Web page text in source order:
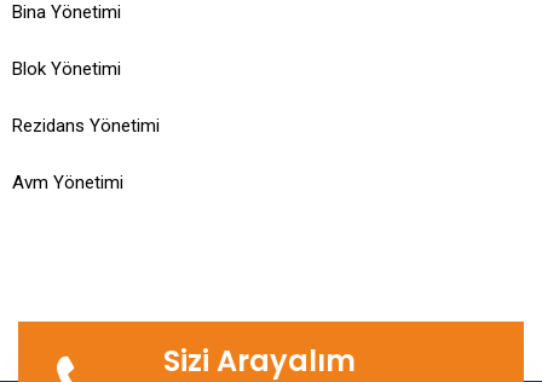
Bina Yönetimi
Blok Yönetimi
Rezidans Yönetimi
Avm Yönetimi
Sizi Arayalım